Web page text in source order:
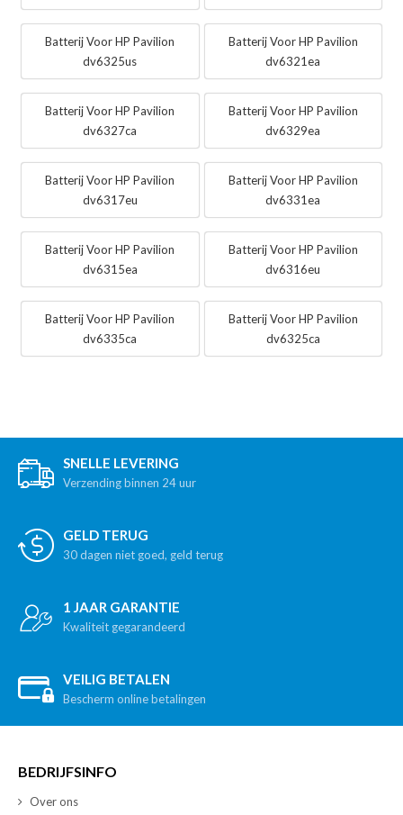
Batterij Voor HP Pavilion
dv6325us
Batterij Voor HP Pavilion
dv6321ea
Batterij Voor HP Pavilion
dv6327ca
Batterij Voor HP Pavilion
dv6329ea
Batterij Voor HP Pavilion
dv6317eu
Batterij Voor HP Pavilion
dv6331ea
Batterij Voor HP Pavilion
dv6315ea
Batterij Voor HP Pavilion
dv6316eu
Batterij Voor HP Pavilion
dv6335ca
Batterij Voor HP Pavilion
dv6325ca
SNELLE LEVERING
Verzending binnen 24 uur
GELD TERUG
30 dagen niet goed, geld terug
1 JAAR GARANTIE
Kwaliteit gegarandeerd
VEILIG BETALEN
Bescherm online betalingen
BEDRIJFSINFO
Over ons